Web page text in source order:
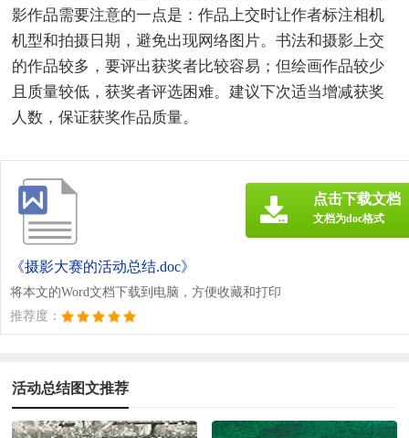
影作品需要注意的一点是：作品上交时让作者标注相机
机型和拍摄日期，避免出现网络图片。书法和摄影上交
的作品较多，要评出获奖者比较容易；但绘画作品较少
且质量较低，获奖者评选困难。建议下次适当增减获奖
人数，保证获奖作品质量。
《摄影大赛的活动总结.doc》
将本文的Word文档下载到电脑，方便收藏和打印
推荐度：
点击下载文档
文档为doc格式
活动总结图文推荐